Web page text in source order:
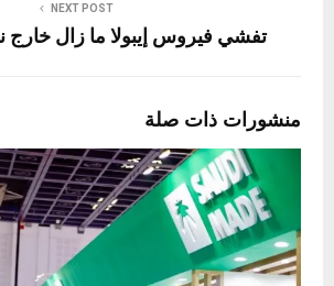
NEXT POST
تفشي فيروس إيبولا ما زال
منشورات ذات صلة